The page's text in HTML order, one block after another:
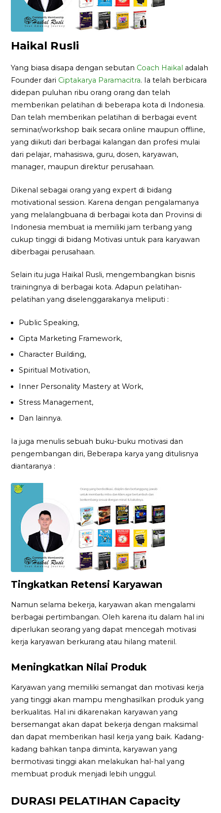
Haikal Rusli
Yang biasa disapa dengan sebutan Coach Haikal adalah
Founder dari Ciptakarya Paramacitra. Ia telah berbicara
didepan puluhan ribu orang orang dan telah
memberikan pelatihan di beberapa kota di Indonesia.
Dan telah memberikan pelatihan di berbagai event
seminar/workshop baik secara online maupun offline,
yang diikuti dari berbagai kalangan dan profesi mulai
dari pelajar, mahasiswa, guru, dosen, karyawan,
manager, maupun direktur perusahaan.
Dikenal sebagai orang yang expert di bidang
motivational session. Karena dengan pengalamanya
yang melalangbuana di berbagai kota dan Provinsi di
Indonesia membuat ia memiliki jam terbang yang
cukup tinggi di bidang Motivasi untuk para karyawan
diberbagai perusahaan.
Selain itu juga Haikal Rusli, mengembangkan bisnis
trainingnya di berbagai kota. Adapun pelatihan-
pelatihan yang diselenggarakanya meliputi :
Public Speaking,
Cipta Marketing Framework,
Character Building,
Spiritual Motivation,
Inner Personality Mastery at Work,
Stress Management,
Dan lainnya.
Ia juga menulis sebuah buku-buku motivasi dan
pengembangan diri, Beberapa karya yang ditulisnya
diantaranya :
Tingkatkan Retensi Karyawan
Namun selama bekerja, karyawan akan mengalami
berbagai pertimbangan. Oleh karena itu dalam hal ini
diperlukan seorang yang dapat mencegah motivasi
kerja karyawan berkurang atau hilang materiil.
Meningkatkan Nilai Produk
Karyawan yang memiliki semangat dan motivasi kerja
yang tinggi akan mampu menghasilkan produk yang
berkualitas. Hal ini dikarenakan karyawan yang
bersemangat akan dapat bekerja dengan maksimal
dan dapat memberikan hasil kerja yang baik. Kadang-
kadang bahkan tanpa diminta, karyawan yang
bermotivasi tinggi akan melakukan hal-hal yang
membuat produk menjadi lebih unggul.
DURASI PELATIHAN Capacity